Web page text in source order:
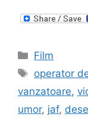
Categories
Film
Tags
operator
vanzatoare,
umor, jaf,